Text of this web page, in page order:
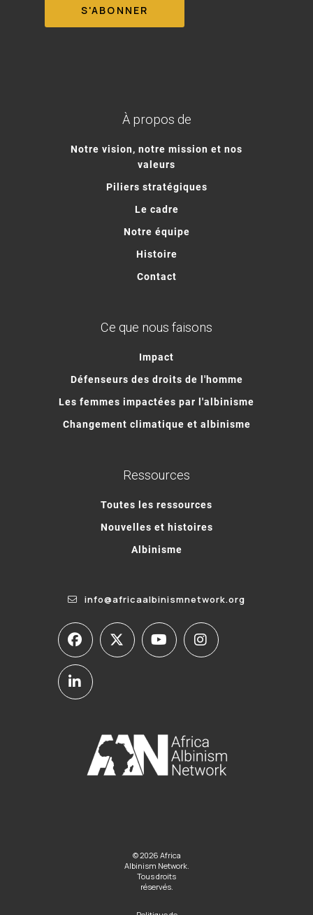
À propos de
Notre vision, notre mission et nos
valeurs
Piliers stratégiques
Le cadre
Notre équipe
Histoire
Contact
Ce que nous faisons
Impact
Défenseurs des droits de l'homme
Les femmes impactées par l'albinisme
Changement climatique et albinisme
Ressources
Toutes les ressources
Nouvelles et histoires
Albinisme
info@africaalbinismnetwork.org
© 2026 Africa
Albinism Network.
Tous droits
réservés.